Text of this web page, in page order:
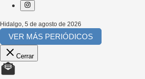
Hidalgo, 5 de agosto de 2026
VER MÁS PERIÓDICOS
Cerrar